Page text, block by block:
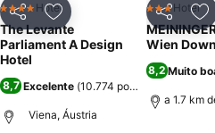
PartilharAdicionar aos favoritos
4 EstrelasHotel
The Levante
Parliament A Design
Hotel
8,7 Excelente (10.774 pontuações
Viena, Áustria
Partilhar
3 Estrelas
Hotel
Wien
8,2 Muito
a 1.7 km